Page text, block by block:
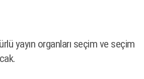
yayın organları seçim ve seçim